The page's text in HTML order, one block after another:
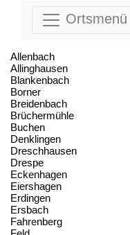
Ortsmenü
Allenbach
Allinghausen
Blankenbach
Borner
Breidenbach
Brüchermühle
Buchen
Denklingen
Dreschhausen
Drespe
Eckenhagen
Eiershagen
Erdingen
Ersbach
Fahrenberg